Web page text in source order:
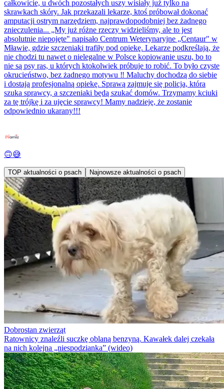
całkowicie, u dwóch pozostałych uszy wisiały już tylko na
skrawkach skóry. Jak przekazali lekarze, ktoś próbował dokonać
amputacji ostrym narzędziem, najprawdopodobniej bez żadnego
znieczulenia... „My już różne rzeczy widzieliśmy, ale to jest
absolutnie niepojęte" napisało Centrum Weterynaryjne „Centaur" w
Mławie, gdzie szczeniaki trafiły pod opiekę. Lekarze podkreślają, że
nie chodzi tu nawet o nielegalne w Polsce kopiowanie uszu, bo to
nie są psy ras, u których ktokolwiek próbuje to robić. To było czyste
okrucieństwo, bez żadnego motywu ‼️ Maluchy dochodzą do siebie
i dostają profesjonalną opiekę. Sprawą zajmuje się policja, która
szuka sprawcy, a szczeniaki będą szukać domów. Trzymamy kciuki
za tę trójkę i za ujęcie sprawcy! Mamy nadzieję, że zostanie
odpowiednio ukarany!!!
🙃😅
TOP aktualności o psach Najnowsze aktualności o psach
Dobrostan zwierząt
Ratownicy znaleźli suczkę oblaną benzyną. Kawałek dalej czekała
na nich kolejna „niespodzianka” (wideo)